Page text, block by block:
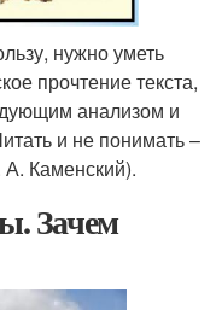
нужно уметь
прочтение текста,
анализом и
и не понимать –
Каменский).
Зачем